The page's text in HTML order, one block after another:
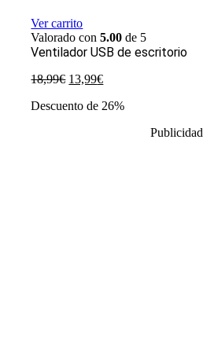
Ver carrito
Valorado con5.00 de 5
Ventilador USB de escritorio
18,99€ El
original
13,99€El
actual
Descuento de 26%
Publicidad